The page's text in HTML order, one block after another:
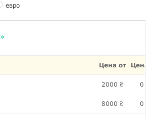
евро
»
Цена от Цена
2000 ₴ 0
8000 ₴ 0